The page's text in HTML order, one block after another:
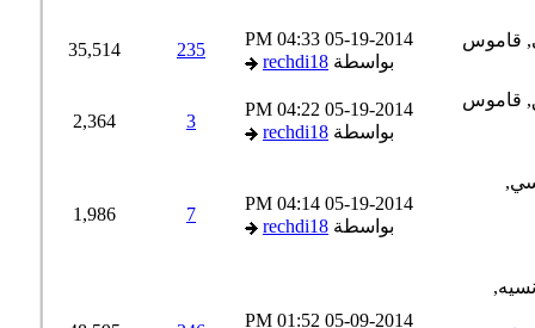
05-19-2014
04:33 PM
بواسطةrechdi18
235
35,514
05-19-2014
04:22 PM
بواسطةrechdi18
2,364
05-19-2014
04:14 PM
بواسطةrechdi18
1,986
05-09-2014
01:52 PM